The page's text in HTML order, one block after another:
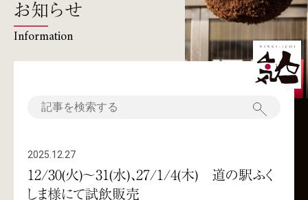
お知らせ
Information
2025.12.27
12/30(火)～31(水)、27/1/4(木) 道の駅ふく
しま様にて試飲販売